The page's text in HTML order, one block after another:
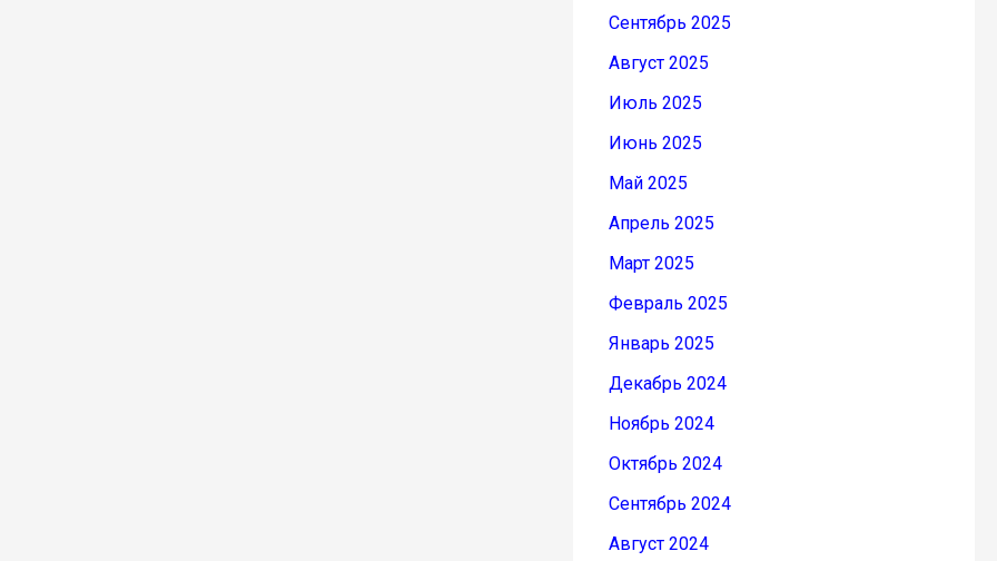
Сентябрь 2025
Август 2025
Июль 2025
Июнь 2025
Май 2025
Апрель 2025
Март 2025
Февраль 2025
Январь 2025
Декабрь 2024
Ноябрь 2024
Октябрь 2024
Сентябрь 2024
Август 2024